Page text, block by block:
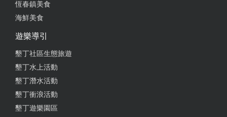
服務態度良好且熱情，是恆春在地難得的鬆餅店，選
項有甜的也有鹹的，奶茶好喝！推推
恆春鎮美食
海鮮美食
遊樂導引
墾丁社區生態旅遊
墾丁水上活動
墾丁潛水活動
墾丁衝浪活動
墾丁遊樂園區